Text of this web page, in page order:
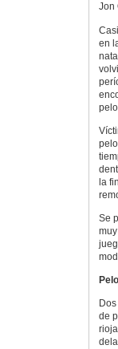
Jon
en
la
Se
de